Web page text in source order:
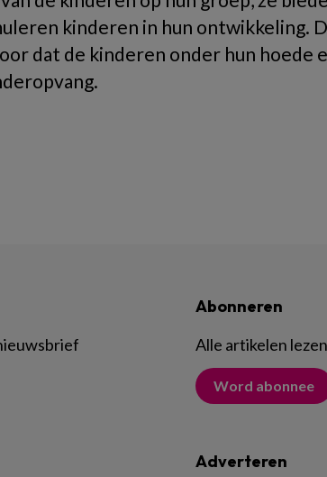
kinderen in hun ontwikkeling.
dat de kinderen onder hun hoede
Abonneren
Alle artikelen lezen
Word abonnee
Adverteren